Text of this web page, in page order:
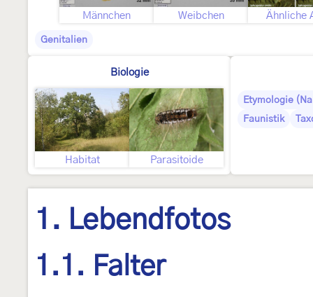
Männchen Weibchen Ähnliche
Genitalien
Biologie
Habitat Parasitoide
Etymologie
Faunistik
1. Lebendfotos
1.1. Falter